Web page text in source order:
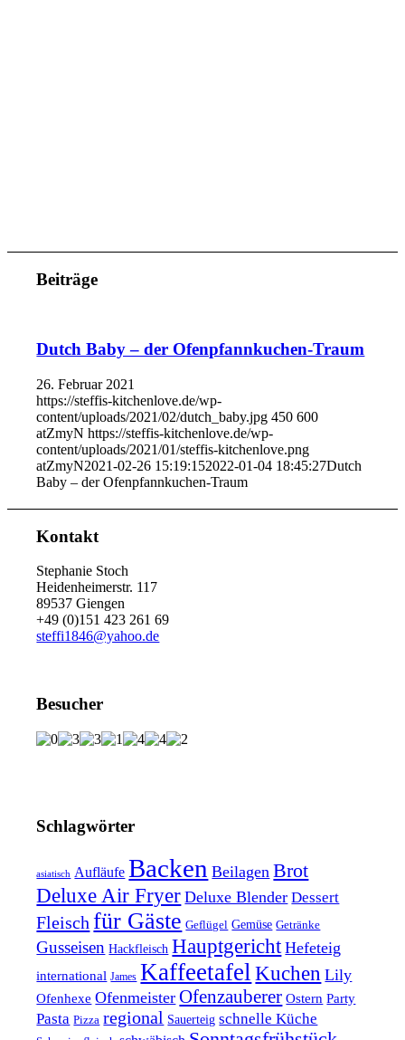
Beiträge
Dutch Baby – der Ofenpfannkuchen-Traum
26. Februar 2021
https://steffis-kitchenlove.de/wp-
content/uploads/2021/02/dutch_baby.jpg 450 600
atZmyN https://steffis-kitchenlove.de/wp-
content/uploads/2021/01/steffis-kitchenlove.png
atZmyN2021-02-26 15:19:152022-01-04 18:45:27Dutch
Baby – der Ofenpfannkuchen-Traum
Kontakt
Stephanie Stoch
Heidenheimerstr. 117
89537 Giengen
+49 (0)151 423 261 69
steffi1846@yahoo.de
Besucher
Schlagwörter
asiatisch Aufläufe Backen Beilagen Brot
Deluxe Air Fryer Deluxe Blender Dessert
Fleisch für Gäste Geflügel Gemüse Getränke
Gusseisen Hackfleisch Hauptgericht Hefeteig
international James Kaffeetafel Kuchen Lily
Ofenhexe Ofenmeister Ofenzauberer Ostern Party
Pasta Pizza regional Sauerteig schnelle Küche